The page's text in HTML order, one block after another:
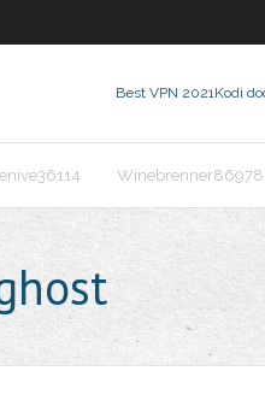
Best VPN 2021Kodi
Winebrenner86978